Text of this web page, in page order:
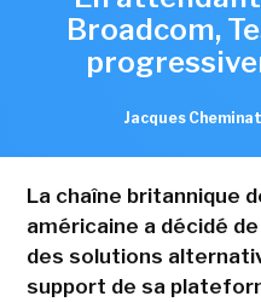
Broadcom,
Jacques Cheminat
La chaîne britannique
américaine a décidé
des solutions
support de sa